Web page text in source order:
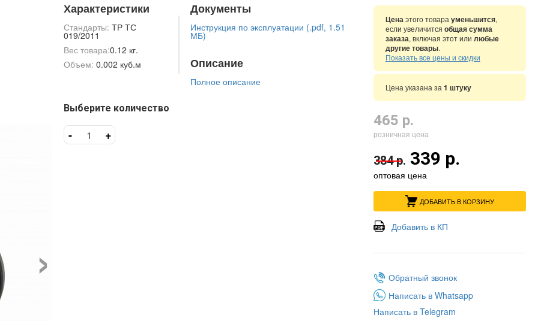
›
Характеристики
Стандарты: ТР ТС
019/2011
Вес товара:0.12 кг.
Объем: 0.002 куб.м
Документы
Инструкция по эксплуатации (.pdf, 1.51
МБ)
Описание
Полное описание
Выберите количество
- +
Ценаэтого товара уменьшится,
если увеличится общая сумма
заказа, включая этот или любые
другие товары.
Показать все цены и скидки
Цена указана за 1 штуку
465 р.
розничная цена
384 р. 339 р.
оптовая цена
ДОБАВИТЬ В КОРЗИНУ
Добавить в КП
Обратный звонок
Написать в Whatsapp
Написать в Telegram